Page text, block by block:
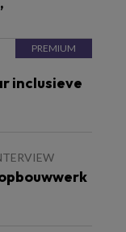
inclusieve